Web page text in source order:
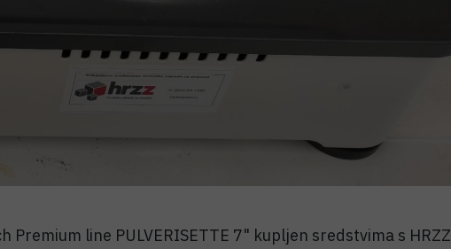
Premium line PULVERISETTE 7" kupljen sredstvima s HRZZ